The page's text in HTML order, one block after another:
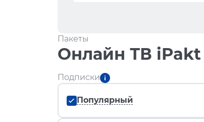
Пакеты
Онлайн ТВ iPakt
Подписки
Популярный